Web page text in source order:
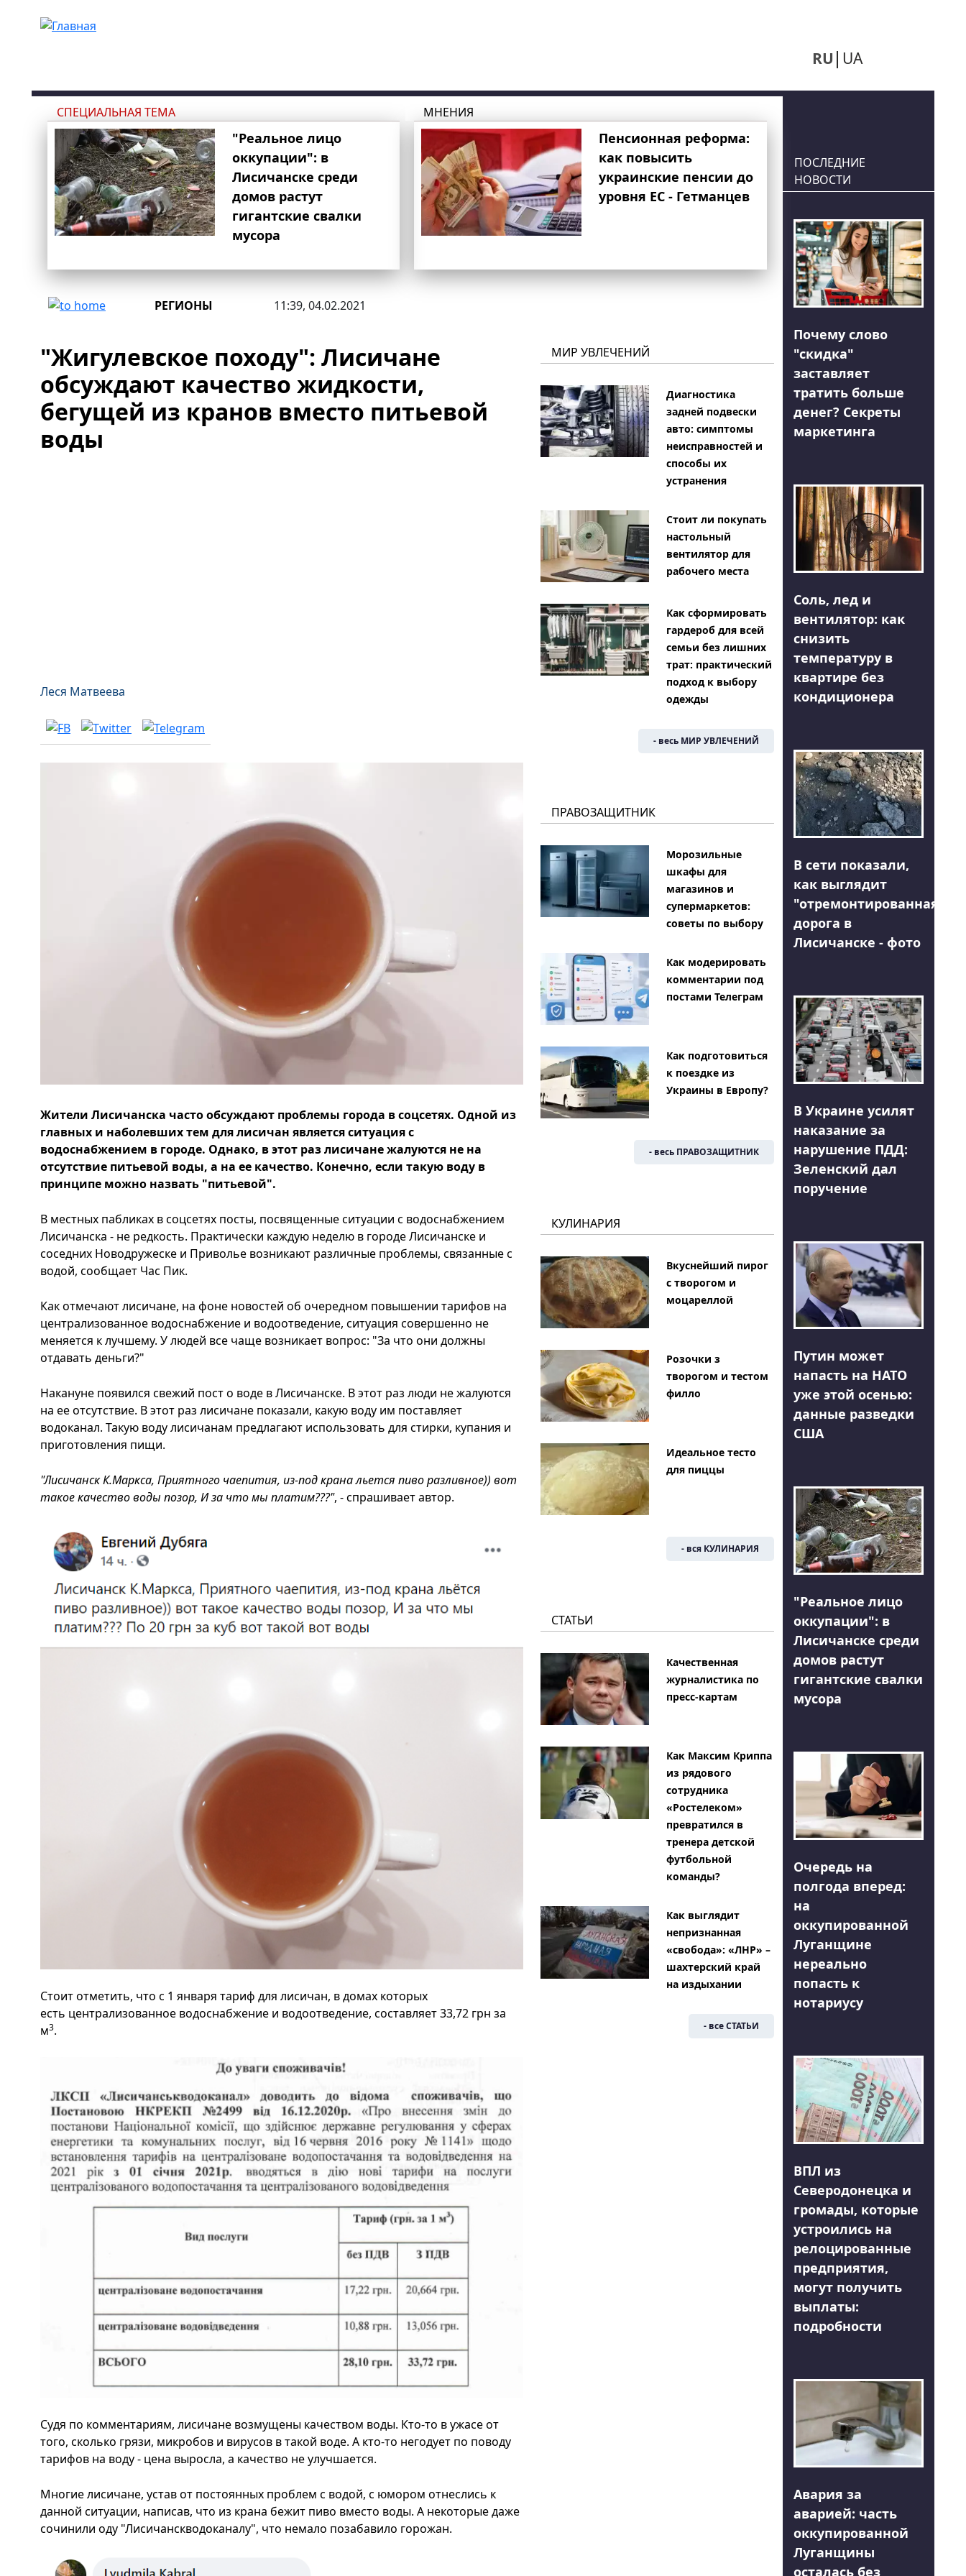
RU UA
СПЕЦИАЛЬНАЯ ТЕМА
"Реальное лицо
оккупации": в
Лисичанске среди
домов растут
гигантские свалки
мусора
МНЕНИЯ
Пенсионная реформа:
как повысить
украинские пенсии до
уровня ЕС - Гетманцев
РЕГИОНЫ 11:39, 04.02.2021
"Жигулевское походу": Лисичане
обсуждают качество жидкости,
бегущей из кранов вместо питьевой
воды
Леся Матвеева
Жители Лисичанска часто обсуждают проблемы города в соцсетях. Одной из
главных и наболевших тем для лисичан является ситуация с
водоснабжением в городе. Однако, в этот раз лисичане жалуются не на
отсутствие питьевой воды, а на ее качество. Конечно, если такую воду в
принципе можно назвать "питьевой".
В местных пабликах в соцсетях посты, посвященные ситуации с водоснабжением
Лисичанска - не редкость. Практически каждую неделю в городе Лисичанске и
соседних Новодружеске и Приволье возникают различные проблемы, связанные с
водой, сообщает Час Пик.
Как отмечают лисичане, на фоне новостей об очередном повышении тарифов на
централизованное водоснабжение и водоотведение, ситуация совершенно не
меняется к лучшему. У людей все чаще возникает вопрос: "За что они должны
отдавать деньги?"
Накануне появился свежий пост о воде в Лисичанске. В этот раз люди не жалуются
на ее отсутствие. В этот раз лисичане показали, какую воду им поставляет
водоканал. Такую воду лисичанам предлагают использовать для стирки, купания и
приготовления пищи.
"Лисичанск К.Маркса, Приятного чаепития, из-под крана льется пиво разливное)) вот
такое качество воды позор, И за что мы платим???", - спрашивает автор.
Стоит отметить, что с 1 января тариф для лисичан, в домах которых
есть централизованное водоснабжение и водоотведение, составляет 33,72 грн за
м3.
Судя по комментариям, лисичане возмущены качеством воды. Кто-то в ужасе от
того, сколько грязи, микробов и вирусов в такой воде. А кто-то негодует по поводу
тарифов на воду - цена выросла, а качество не улучшается.
Многие лисичане, устав от постоянных проблем с водой, с юмором отнеслись к
данной ситуации, написав, что из крана бежит пиво вместо воды. А некоторые даже
сочинили оду "Лисичанскводоканалу", что немало позабавило горожан.
МИР УВЛЕЧЕНИЙ
Диагностика
задней подвески
авто: симптомы
неисправностей и
способы их
устранения
Стоит ли покупать
настольный
вентилятор для
рабочего места
Как сформировать
гардероб для всей
семьи без лишних
трат: практический
подход к выбору
одежды
- весь МИР УВЛЕЧЕНИЙ
ПРАВОЗАЩИТНИК
Морозильные
шкафы для
магазинов и
супермаркетов:
советы по выбору
Как модерировать
комментарии под
постами Телеграм
Как подготовиться
к поездке из
Украины в Европу?
- весь ПРАВОЗАЩИТНИК
КУЛИНАРИЯ
Вкуснейший пирог
с творогом и
моцареллой
Розочки з
творогом и тестом
филло
Идеальное тесто
для пиццы
- вся КУЛИНАРИЯ
СТАТЬИ
Качественная
журналистика по
пресс-картам
Как Максим Криппа
из рядового
сотрудника
«Ростелеком»
превратился в
тренера детской
футбольной
команды?
Как выглядит
непризнанная
«свобода»: «ЛНР» –
шахтерский край
на издыхании
- все СТАТЬИ
ПОСЛЕДНИЕ
НОВОСТИ
Почему слово
"скидка"
заставляет
тратить больше
денег? Секреты
маркетинга
Соль, лед и
вентилятор: как
снизить
температуру в
квартире без
кондиционера
В сети показали,
как выглядит
"отремонтированная"
дорога в
Лисичанске - фото
В Украине усилят
наказание за
нарушение ПДД:
Зеленский дал
поручение
Путин может
напасть на НАТО
уже этой осенью:
данные разведки
США
"Реальное лицо
оккупации": в
Лисичанске среди
домов растут
гигантские свалки
мусора
Очередь на
полгода вперед:
на
оккупированной
Луганщине
нереально
попасть к
нотариусу
ВПЛ из
Северодонецка и
громады, которые
устроились на
релоцированные
предприятия,
могут получить
выплаты:
подробности
Авария за
аварией: часть
оккупированной
Луганщины
осталась без